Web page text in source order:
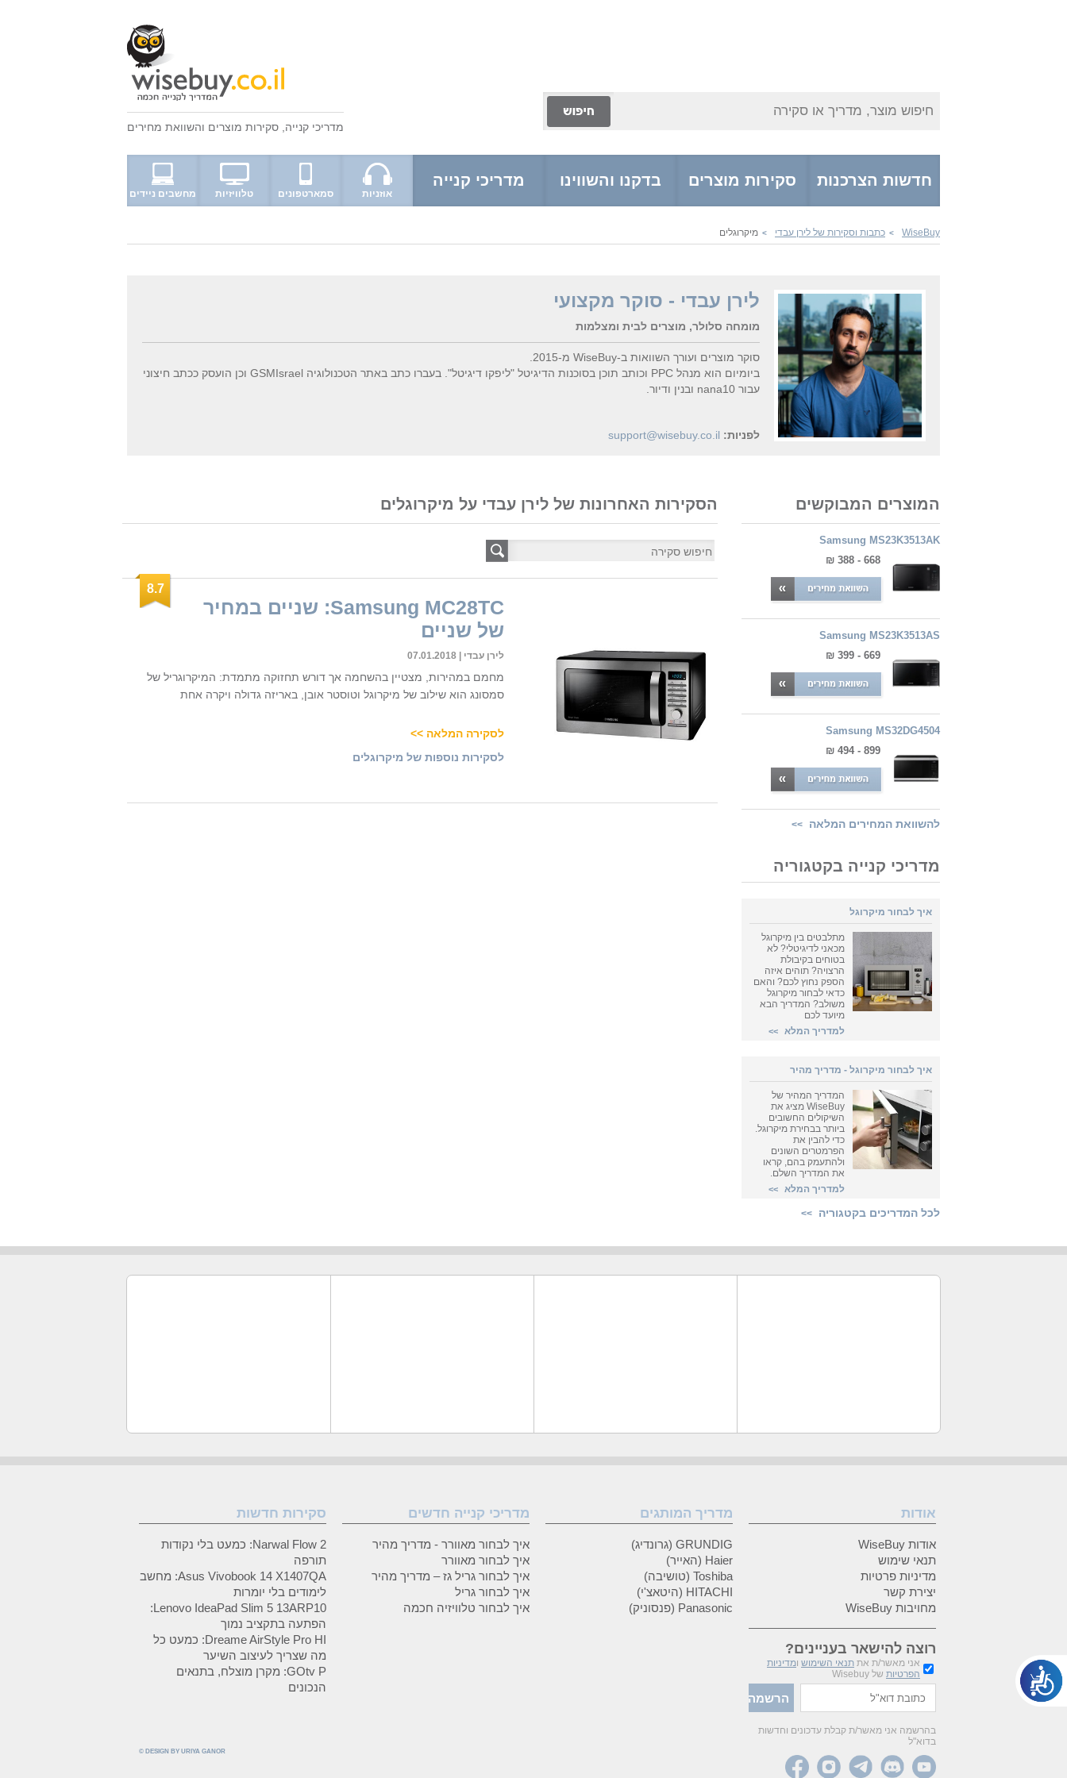
חיפוש מוצר, מדריך או סקירה
מדריכי קנייה סקירות מוצרים והשוואת מחירים
חדשות הצרכנות סקירות מוצרים בדקנו והשווינו מדריכי קנייה
אוזניות סמארטפונים טלוויזיות מחשבים ניידים
WiseBuy
> כתבות וסקירות של לירן עבדי > מיקרוגלים
לירן עבדי - סוקר מקצועי
מומחה סלולר, מוצרים לבית ומצלמות
סוקר מוצרים ועורך השוואות ב-WiseBuy מ-2015.
ביומיום הוא מנהל PPC וכותב תוכן בסוכנות הדיגיטל "ליפקו דיגיטל". בעברו כתב באתר הטכנולוגיה GSMIsrael וכן הועסק ככתב חיצוני
עבור nana10 ובנין ודיור.
לפניות: support@wisebuy.co.il
המוצרים המבוקשים
Samsung MS23K3513AK
668 - 388 ₪
Samsung MS23K3513AS
669 - 399 ₪
Samsung MS32DG4504
899 - 494 ₪
להשוואת המחירים המלאה >>
מדריכי קנייה בקטגוריה
איך לבחור מיקרוגל
מתלבטים בין מיקרוגל
מכאני לדיגיטלי? לא
בטוחים בקיבולת
הרצויה? תוהים איזה
הספק נחוץ לכם? והאם
כדאי לבחור מיקרוגל
משולב? המדריך הבא
מיועד לכם
למדריך המלא
>>
איך לבחור מיקרוגל - מדריך מהיר
המדריך המהיר של
WiseBuy מציג את
השיקולים החשובים
ביותר בבחירת מיקרוגל.
כדי להבין את
הפרמטרים השונים
ולהתעמק בהם, קראו
את המדריך השלם.
למדריך המלא
>>
לכל המדריכים בקטגוריה >>
הסקירות האחרונות של לירן עבדי על מיקרוגלים
Samsung MC28TC: שניים במחיר
של שניים
לירן עבדי | 07.01.2018
מחמם במהירות, מצטיין בהשחמה אך דורש תחזוקה מתמדת: המיקרוגריל של
סמסונג הוא שילוב של מיקרוגל וטוסטר אובן, באריזה גדולה ויקרה אחת
לסקירה המלאה >>
לסקירות נוספות של מיקרוגלים
8.7
אודות
אודות WiseBuy
תנאי שימוש
מדיניות פרטיות
יצירת קשר
מחויבות WiseBuy
רוצה להישאר בעניינים?
אני מאשר/ת את תנאי השימוש ומדיניות
הפרטיות של Wisebuy
בהרשמה אני מאשר/ת קבלת עדכונים וחדשות
בדוא"ל
מדריך המותגים
GRUNDIG (גרונדיג)
Haier (האייר)
Toshiba (טושיבה)
HITACHI (היטאצ'י)
Panasonic (פנסוניק)
מדריכי קנייה חדשים
איך לבחור מאוורר - מדריך מהיר
איך לבחור מאוורר
איך לבחור גריל גז – מדריך מהיר
איך לבחור גריל
איך לבחור טלוויזיה חכמה
סקירות חדשות
Narwal Flow 2: כמעט בלי נקודות
תורפה
Asus Vivobook 14 X1407QA: מחשב
לימודים בלי יומרות
Lenovo IdeaPad Slim 5 13ARP10:
הפתעה בתקציב נמוך
Dreame AirStyle Pro HI: כמעט כל
מה שצריך לעיצוב השיער
GOtv P: מקרן מוצלח, בתנאים
הנכונים
© DESIGN BY URIYA GANOR